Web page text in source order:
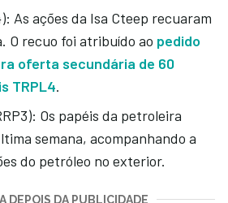
As ações da Isa Cteep recuaram
O recuo foi atribuído ao pedido
oferta secundária de 60
TRPL4.
Os papéis da petroleira
semana, acompanhando a
do petróleo no exterior.
DEPOIS DA PUBLICIDADE